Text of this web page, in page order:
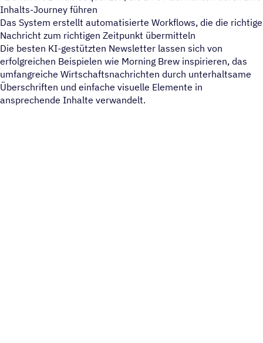
Inhalts-Journey führen
Das System erstellt automatisierte Workflows, die die richtige
Nachricht zum richtigen Zeitpunkt übermitteln
Die besten KI-gestützten Newsletter lassen sich von
erfolgreichen Beispielen wie Morning Brew inspirieren, das
umfangreiche Wirtschaftsnachrichten durch unterhaltsame
Überschriften und einfache visuelle Elemente in
ansprechende Inhalte verwandelt.